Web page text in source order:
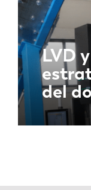
LVD
del